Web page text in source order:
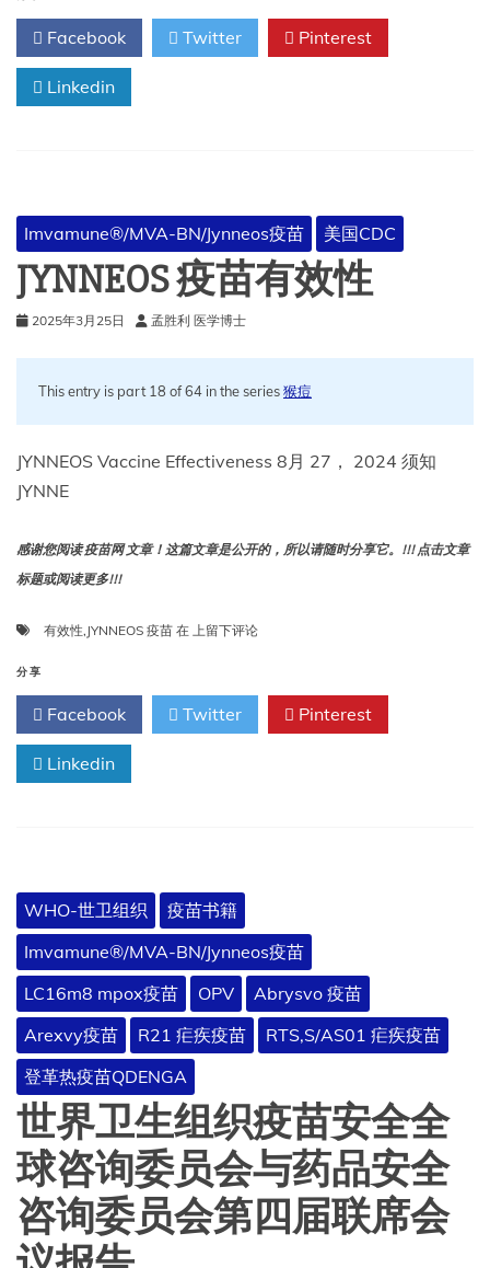
以
上
人
苗
皮
下
注
射
命
Facebook Twitter Pinterest
Linkedin
Imvamune®/MVA-BN/Jynneos疫苗 美国CDC
JYNNEOS 疫苗有效性
2025年3月25日 孟胜利 医学博士
This entry is part 18 of 64 in the series猴痘
JYNNEOS Vaccine Effectiveness 8月 27， 2024 须知
JYNNE
感谢您阅读 疫苗网 文章！这篇文章是公开的，所以请随时分享它。!!! 点击文章
标题或阅读更多!!!
有效性, JYNNEOS 疫苗 在 JYNNEOS
有
效
性
上留下评论
分享
Facebook Twitter Pinterest
Linkedin
WHO-世卫组织
疫苗书籍
Imvamune®/MVA-BN/Jynneos疫苗
LC16m8 mpox疫苗
OPV
Abrysvo 疫苗
Arexvy疫苗
R21 疟疾疫苗
RTS,S/AS01 疟疾疫苗
登革热疫苗QDENGA
世界卫生组织疫苗安全全
球咨询委员会与药品安全
咨询委员会第四届联席会